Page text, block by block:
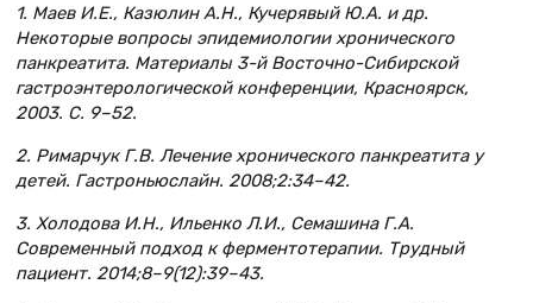
1. Маев И.Е., Казюлин А.Н., Кучерявый Ю.А. и др.
Некоторые вопросы эпидемиологии хронического
панкреатита. Материалы 3-й Восточно-Сибирской
гастроэнтерологической конференции, Красноярск,
2003. С. 9–52.
2. Римарчук Г.В. Лечение хронического панкреатита у
детей. Гастроньюслайн. 2008;2:34–42.
3. Холодова И.Н., Ильенко Л.И., Семашина Г.А.
Современный подход к ферментотерапии. Трудный
пациент. 2014;8–9(12):39–43.